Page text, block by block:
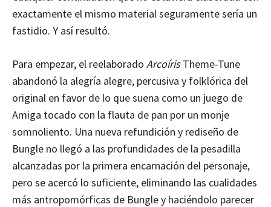
exactamente el mismo material seguramente sería un
fastidio. Y así resultó.
Para empezar, el reelaborado ArcoírisTheme-Tune
abandonó la alegría alegre, percusiva y folklórica del
original en favor de lo que suena como un juego de
Amiga tocado con la flauta de pan por un monje
somnoliento. Una nueva refundición y rediseño de
Bungle no llegó a las profundidades de la pesadilla
alcanzadas por la primera encarnación del personaje,
pero se acercó lo suficiente, eliminando las cualidades
más antropomórficas de Bungle y haciéndolo parecer